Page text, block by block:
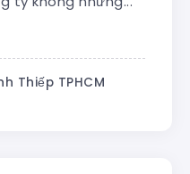
Thiếp TPHCM